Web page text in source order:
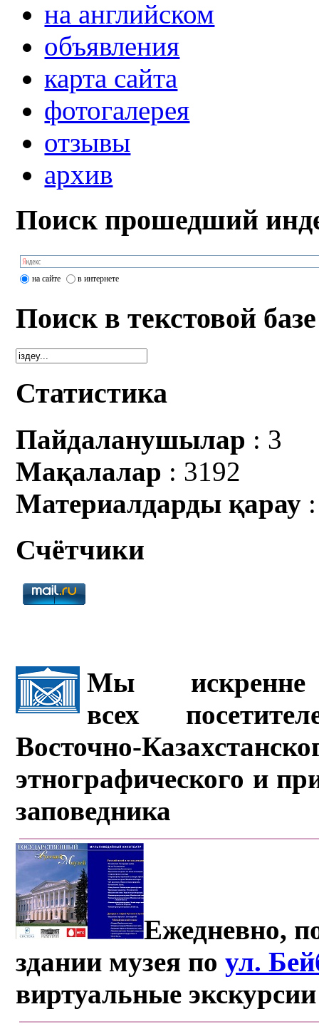
на английском
объявления
карта сайта
фотогалерея
отзывы
архив
Поиск прошедший
на сайте в интернете
Поиск в текстовой базе
Статистика
Пайдаланушылар : 3
Мақалалар : 3192
Материалдарды қарау
Счётчики
Мы искренне
всех
Восточно-
этнографического и
заповедника
Ежедневно,
здании музея поул.
виртуальные